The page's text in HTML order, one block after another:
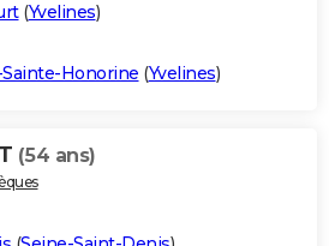
(Yvelines)
Honorine (Yvelines)
(54 ans)